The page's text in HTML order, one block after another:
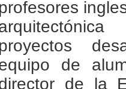
de
de la